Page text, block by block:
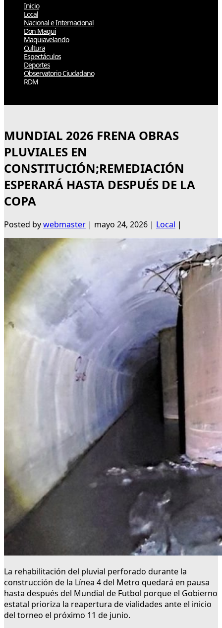
Inicio
Local
Nacional e Internacional
Don Maqui
Maquiavelando
Cultura
Espectáculos
Deportes
Observatorio Ciudadano
RDM
MUNDIAL 2026 FRENA OBRAS
PLUVIALES EN
CONSTITUCIÓN;REMEDIACIÓN
ESPERARÁ HASTA DESPUÉS DE LA
COPA
Posted bywebmaster | mayo 24, 2026 | Local |
La rehabilitación del pluvial perforado durante la
construcción de la Línea 4 del Metro quedará en pausa
hasta después del Mundial de Futbol porque el Gobierno
estatal prioriza la reapertura de vialidades ante el inicio
del torneo el próximo 11 de junio.